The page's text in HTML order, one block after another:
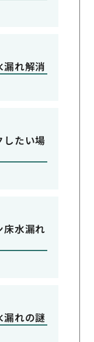
れ解消
したい場
床水漏れ
漏れの謎